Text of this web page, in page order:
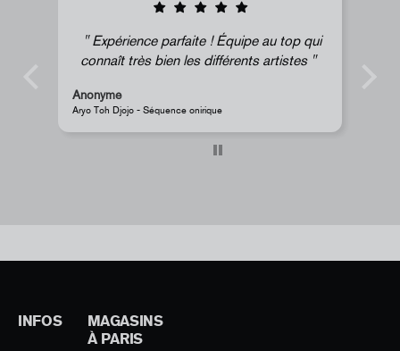
Super !
Anonyme
JR - Aimant classique « La Caverne du Pont-Neuf »
INFOS
MAGASINS
À PARIS